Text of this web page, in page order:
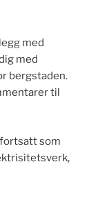
med
med
bergstaden.
til
som